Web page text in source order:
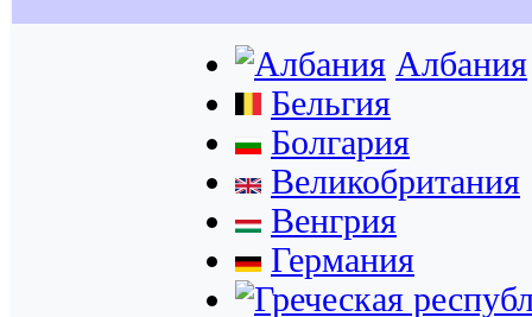
Албания
Бельгия
Болгария
Великобритания
Венгрия
Германия